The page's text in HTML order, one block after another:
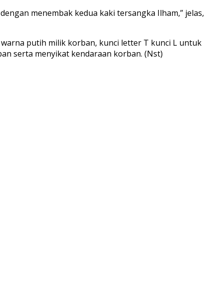
menembak kedua kaki tersangka Ilham,” jelas,
putih milik korban, kunci letter T kunci L untuk
serta menyikat kendaraan korban. (Nst)